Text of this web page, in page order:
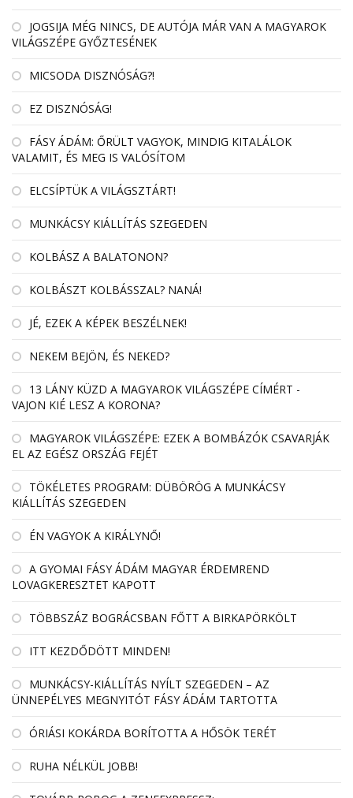
JOGSIJA MÉG NINCS, DE AUTÓJA MÁR VAN A MAGYAROK
VILÁGSZÉPE GYŐZTESÉNEK
MICSODA DISZNÓSÁG?!
EZ DISZNÓSÁG!
FÁSY ÁDÁM: ŐRÜLT VAGYOK, MINDIG KITALÁLOK
VALAMIT, ÉS MEG IS VALÓSÍTOM
ELCSÍPTÜK A VILÁGSZTÁRT!
MUNKÁCSY KIÁLLÍTÁS SZEGEDEN
KOLBÁSZ A BALATONON?
KOLBÁSZT KOLBÁSSZAL? NANÁ!
JÉ, EZEK A KÉPEK BESZÉLNEK!
NEKEM BEJÖN, ÉS NEKED?
13 LÁNY KÜZD A MAGYAROK VILÁGSZÉPE CÍMÉRT -
VAJON KIÉ LESZ A KORONA?
MAGYAROK VILÁGSZÉPE: EZEK A BOMBÁZÓK CSAVARJÁK
EL AZ EGÉSZ ORSZÁG FEJÉT
TÖKÉLETES PROGRAM: DÜBÖRÖG A MUNKÁCSY
KIÁLLÍTÁS SZEGEDEN
ÉN VAGYOK A KIRÁLYNŐ!
A GYOMAI FÁSY ÁDÁM MAGYAR ÉRDEMREND
LOVAGKERESZTET KAPOTT
TÖBBSZÁZ BOGRÁCSBAN FŐTT A BIRKAPÖRKÖLT
ITT KEZDŐDÖTT MINDEN!
MUNKÁCSY-KIÁLLÍTÁS NYÍLT SZEGEDEN – AZ
ÜNNEPÉLYES MEGNYITÓT FÁSY ÁDÁM TARTOTTA
ÓRIÁSI KOKÁRDA BORÍTOTTA A HŐSÖK TERÉT
RUHA NÉLKÜL JOBB!